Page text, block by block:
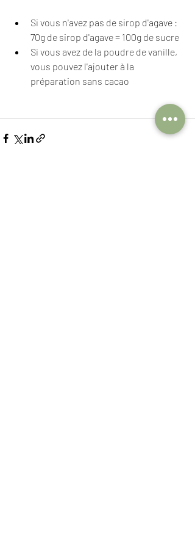
Si vous n'avez pas de sirop d'agave :
70g de sirop d'agave = 100g de sucre
Si vous avez de la poudre de vanille,
vous pouvez l'ajouter à la
préparation sans cacao